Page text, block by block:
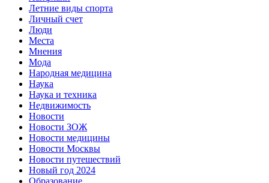
Летние виды спорта
Личный счет
Люди
Места
Мнения
Мода
Народная медицина
Наука
Наука и техника
Недвижимость
Новости
Новости ЗОЖ
Новости медицины
Новости Москвы
Новости путешествий
Новый год 2024
Образование